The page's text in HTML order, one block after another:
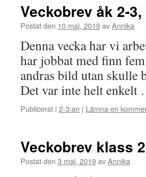
Veckobrev åk 2-3,
Postat den 10 maj, 2019avAnnika
Denna vecka har vi
har jobbat med finn
andras bild utan skulle
Det var inte helt enkelt
Publicerat i2-3:an | Lämna en
Veckobrev klass
Postat den 3 maj, 2019avAnnika